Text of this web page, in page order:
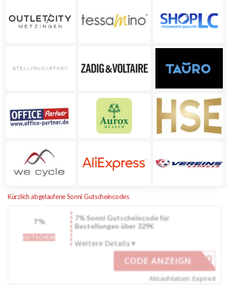
Kürzlich abgelaufene Sonni Gutscheincodes
7%
GUTSCHEIN
7% Sonni Gutscheincode für
Bestellungen über 329€
Weitere Details
AW10
CODE ANZEIGN
Ablaufdatum: Expired